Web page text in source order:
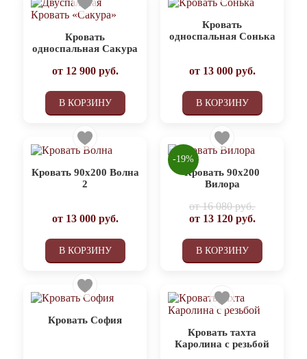
Кровать
односпальная Сакура
от 12 900руб.
В КОРЗИНУ
Кровать
односпальная Сонька
от 13 000руб.
В КОРЗИНУ
Кровать 90х200 Волна
2
от 13 000руб.
В КОРЗИНУ
Кровать 90х200
Вилора
от16 080 руб.
от 13 120руб.
В КОРЗИНУ
-19%
Кровать София
Кровать тахта
Каролина с резьбой